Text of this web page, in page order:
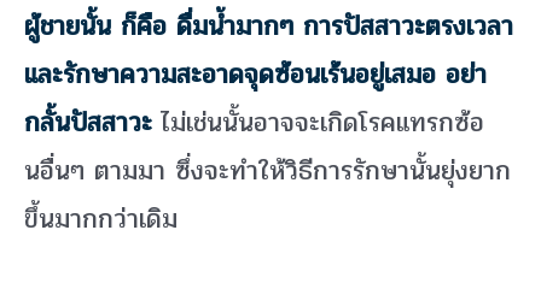
ผู้ชายนั้น ก็คือ ดื่มน้ำมากๆ การปัสสาวะตรงเวลา
และรักษาความสะอาดจุดซ้อนเร้นอยู่เสมอ อย่า
กลั้นปัสสาวะ ไม่เช่นนั้นอาจจะเกิดโรคแทรกซ้อ
นอื่นๆ ตามมา ซึ่งจะทำให้วิธีการรักษานั้นยุ่งยาก
ขึ้นมากกว่าเดิม